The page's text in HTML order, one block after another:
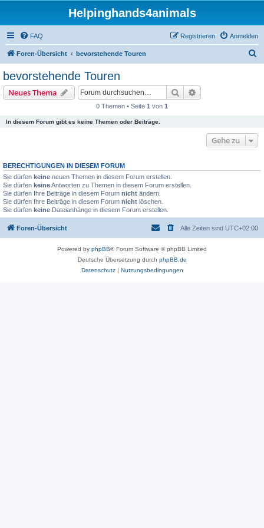
Helpinghands4animals
FAQ Anmelden
Registrieren
Foren-Übersicht bevorstehende Touren
bevorstehende Touren
Neues Thema Suche
0 Themen • Seite 1 von 1
In diesem Forum gibt es keine Themen oder Beiträge.
Gehe zu
BERECHTIGUNGEN IN DIESEM FORUM
Sie dürfen keine neuen Themen in diesem Forum erstellen.
Sie dürfen keineAntworten zu Themen in diesem Forum erstellen.
Sie dürfen Ihre Beiträge in diesem Forum nicht ändern.
Sie dürfen Ihre Beiträge in diesem Forum nicht löschen.
Sie dürfen keine Dateianhänge in diesem Forum erstellen.
Foren-Übersicht Alle Zeiten sind UTC+02:00
Powered by phpBB® Forum Software © phpBB Limited
Deutsche Übersetzung durch phpBB.de
Datenschutz| Nutzungsbedingungen